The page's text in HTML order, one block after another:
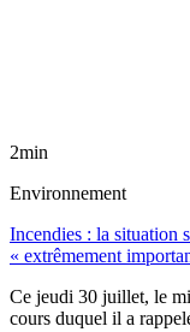
2min
Environnement
Incendies : la situation
« extrêmement
Ce jeudi 30 juillet, le
cours duquel il a